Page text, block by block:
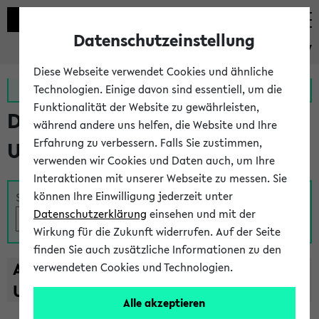
eKVV
Zur MeineUni App Zum MeineUni Portal
Das Lehrangebot der
Universität Bielefeld
Suche
A B C D E F G H I J K L M N O
U
V W X Y
Z
Datenschutzeinstellung
Diese Webseite verwendet Cookies und ähnliche
Technologien. Einige davon sind essentiell, um die
Funktionalität der Website zu gewährleisten,
während andere uns helfen, die Website und Ihre
Erfahrung zu verbessern. Falls Sie zustimmen,
verwenden wir Cookies und Daten auch, um Ihre
Interaktionen mit unserer Webseite zu messen. Sie
können Ihre Einwilligung jederzeit unter
Datenschutzerklärung einsehen und mit der
Wirkung für die Zukunft widerrufen. Auf der Seite
finden Sie auch zusätzliche Informationen zu den
verwendeten Cookies und Technologien.
Alle akzeptieren